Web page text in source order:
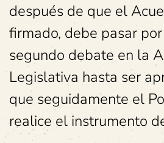
después de que el
firmado, debe pasar
segundo debate en la
Legislativa hasta ser
que seguidamente el
realice el instrumento